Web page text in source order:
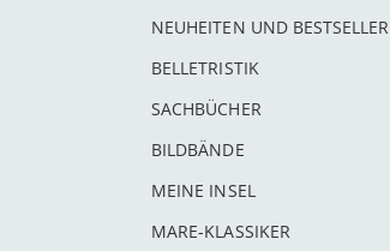
NEUHEITEN UND BESTSELLER
BELLETRISTIK
SACHBÜCHER
BILDBÄNDE
MEINE INSEL
MARE-KLASSIKER